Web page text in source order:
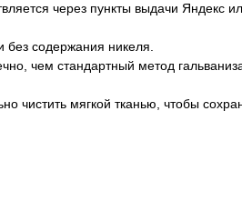
через пункты выдачи Яндекс
содержания никеля.
чем стандартный метод
мягкой тканью, чтобы